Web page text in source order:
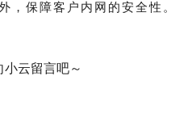
，保障客户内网的安全性。
云留言吧～